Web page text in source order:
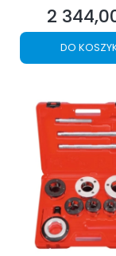
Cena
2
DO